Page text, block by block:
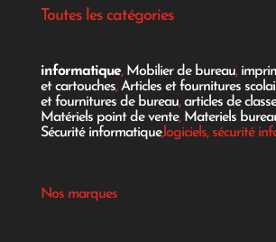
Toutes les catégories
informatique, Mobilier de bureau,
et cartouches,Articles et fournitures
et fournitures de bureau,articles de
Matériels point de vente, Materiels
Sécurité informatique,logiciels, sécurité
Nos marques